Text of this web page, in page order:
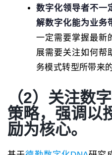
数字化领导者不一
解数字化能为业务
一定需要掌握最新
展需要关注如何帮
务模式转型所带来
（2）关注数
策略，强调以
励为核心。